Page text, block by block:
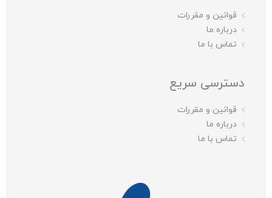
قوانین و مقررات
درباره ما
تماس با ما
دسترسی سریع
قوانین و مقررات
درباره ما
تماس با ما